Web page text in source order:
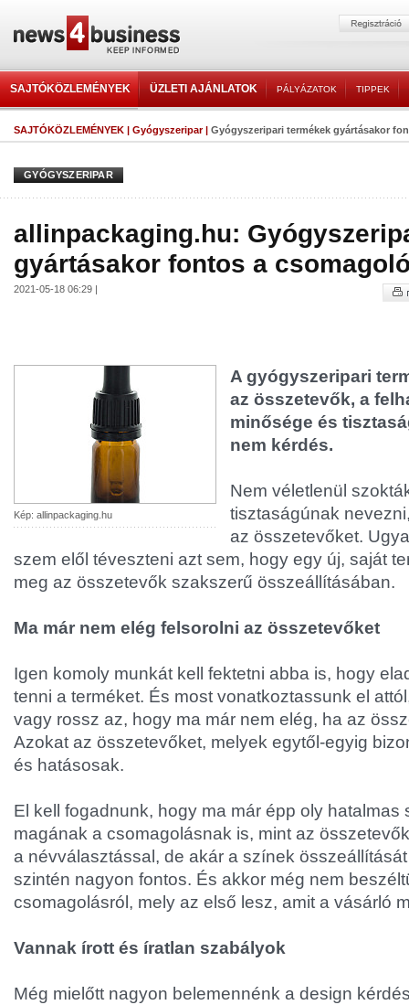
SAJTÓKÖZLEMÉNYEK ÜZLETI AJÁNLATOK PÁLYÁZATOK TIPPEK
SAJTÓKÖZLEMÉNYEK | Gyógyszeripar| Gyógyszeripari termékek gyártásakor
GYÓGYSZERIPAR
allinpackaging.hu:
gyártásakor fontos a
2021-05-18 06:29 |
Kép: allinpackaging.hu
A gyógyszeripari
az összetevők, a
minősége és
nem kérdés.
Nem véletlenül
tisztaságúnak
az összetevőket.
szem elől téveszteni azt sem, hogy egy új, saját
meg az összetevők szakszerű összeállításában.
Ma már nem elég felsorolni az összetevőket
Igen komoly munkát kell fektetni abba is, hogy
tenni a terméket. És most vonatkoztassunk el
vagy rossz az, hogy ma már nem elég, ha az
Azokat az összetevőket, melyek egytől-egyig
és hatásosak.
El kell fogadnunk, hogy ma már épp oly hatalmas
magának a csomagolásnak is, mint az
a névválasztással, de akár a színek
szintén nagyon fontos. És akkor még nem
csomagolásról, mely az első lesz, amit a vásárló
Vannak írott és íratlan szabályok
Még mielőtt nagyon belemennénk a design